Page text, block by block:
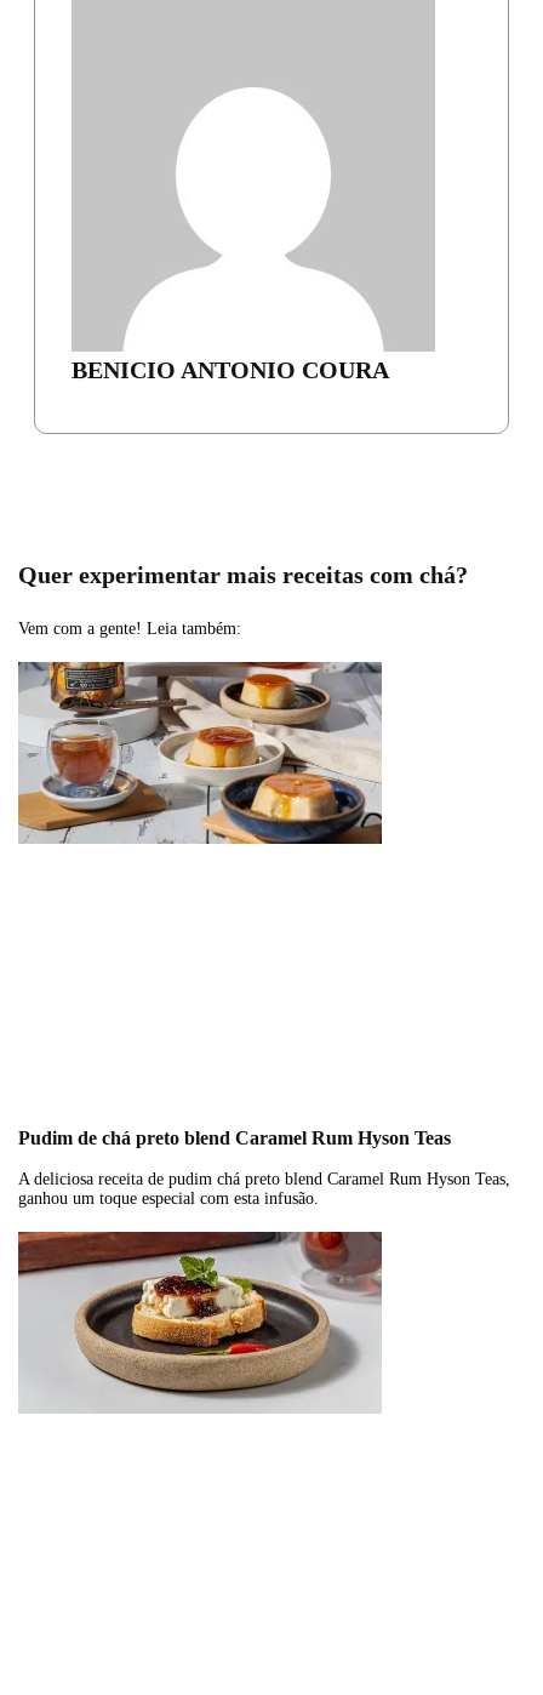
BENICIO ANTONIO COURA
Quer experimentar mais receitas com chá?
Vem com a gente! Leia também:
Pudim de chá preto blend Caramel Rum Hyson Teas
A deliciosa receita de pudim chá preto blend Caramel Rum Hyson Teas,
ganhou um toque especial com esta infusão.